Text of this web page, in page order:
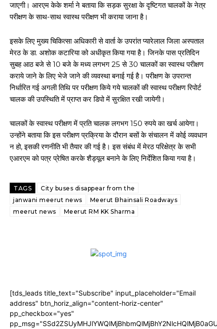
जाएगी। आरएम केके शर्मा ने बताया कि सड़क सुरक्षा के दृष्टिगत चालकों के नेत्र
परीक्षण के साथ-साथ स्वास्थ परीक्षण भी कराया जाना है।
इसके लिए मुख्य चिकित्सा अधिकारी से वार्ता के उपरांत प्यारेलाल जिला अस्पताल
मेरठ के डा. अशोक कटारिया को अधीकृत किया गया है। जिनके पास प्रतिदिन
सुबह आठ बजे से 10 बजे के मध्य लगभग 25 से 30 चालकों का स्वास्थ परीक्षण
कराये जाने के लिए भेजे जाने की व्यवस्था बनाई गई है। परीक्षण के उपरान्त
निर्धारित गई अगली तिथि पर परीक्षण किये गये चालकों की स्वास्थ परीक्षण रिपोर्ट
चालक की उपस्थिति में प्राप्त कर डिपो में सुरक्षित रखी जायेगी।
चालकों के स्वास्थ परीक्षण में प्रति चालक लगभग 150 रुपये का खर्च आयेगा।
उन्होंने बताया कि इस परीक्षण प्रक्रिया के दौरान बसों के संचालन में कोई व्यवधान
न हो, इसकी रणनीति भी तैयार की गई है। इस संबंध में मेरठ परिक्षेत्र के सभी
एआरएम को पत्र प्रेषित करके शैड्यूल बनाने के लिए निर्देशित किया गया है।
TAGS
City buses disappear from the
janwani meerut news
Meerut Bhainsali Roadways
meerut news
Meerut RM KK Sharma
[tds_leads title_text="Subscribe" input_placeholder="Email
address" btn_horiz_align="content-horiz-center"
pp_checkbox="yes"